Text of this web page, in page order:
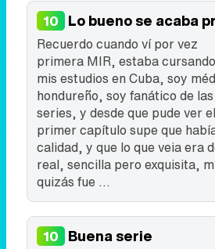
10 Lo bueno se acaba
Recuerdo cuando ví por vez
primera MIR, estaba cursando
mis estudios en Cuba, soy
hondureño, soy fanático de las
series, y desde que pude ver el
primer capítulo supe que
calidad, y que lo que veia era
real, sencilla pero exquisita,
quizás fue ...
10 Buena serie